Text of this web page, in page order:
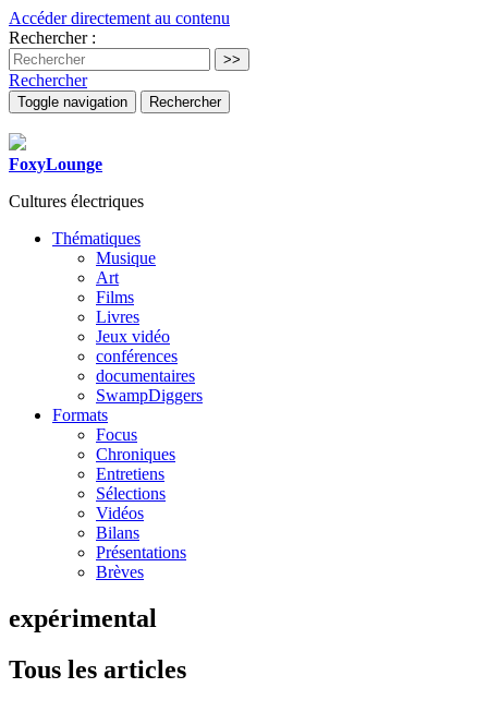
Accéder directement au contenu
Rechercher :
Rechercher
Toggle navigation Rechercher
FoxyLounge
Cultures électriques
Thématiques
Musique
Art
Films
Livres
Jeux vidéo
conférences
documentaires
SwampDiggers
Formats
Focus
Chroniques
Entretiens
Sélections
Vidéos
Bilans
Présentations
Brèves
expérimental
Tous les articles